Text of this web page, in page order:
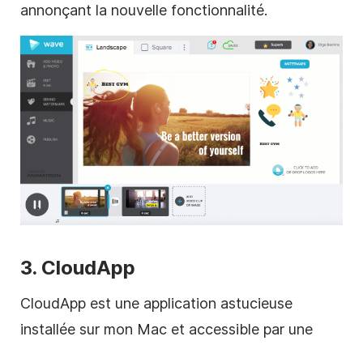
annonçant la nouvelle fonctionnalité.
3. CloudApp
CloudApp est une application astucieuse
installée sur mon Mac et accessible par une